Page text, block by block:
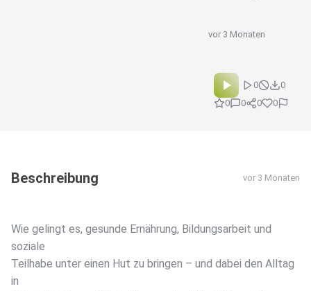
vor 3 Monaten
0
0
0
0 0 0
Beschreibung vor 3 Monaten
Wie gelingt es, gesunde Ernährung, Bildungsarbeit und
soziale
Teilhabe unter einen Hut zu bringen – und dabei den Alltag
in